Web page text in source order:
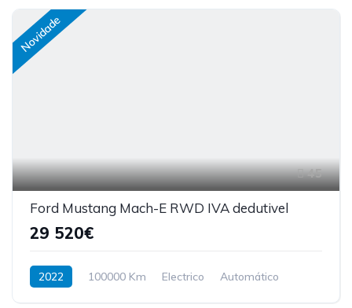
Novidade
45
Ford Mustang Mach-E RWD IVA dedutivel
29 520€
2022 100000 Km Electrico Automático